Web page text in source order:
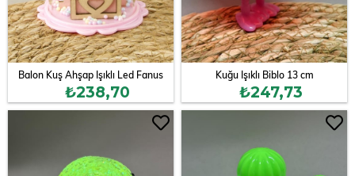
Balon Kuş Ahşap Işıklı Led Fanus
₺238,70
Kuğu Işıklı Biblo 13 cm
₺247,73